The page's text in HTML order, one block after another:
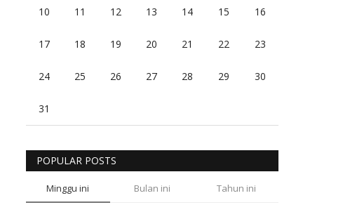
10 11 12 13 14 15 16
17 18 19 20 21 22 23
24 25 26 27 28 29 30
31
POPULAR POSTS
Minggu ini Bulan ini Tahun ini